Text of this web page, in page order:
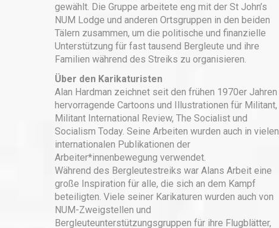
gewählt. Die Gruppe arbeitete eng mit der St John’s
NUM Lodge und anderen Ortsgruppen in den beiden
Tälern zusammen, um die politische und finanzielle
Unterstützung für fast tausend Bergleute und ihre
Familien während des Streiks zu organisieren.
Über den Karikaturisten
Alan Hardman zeichnet seit den frühen 1970er Jahren
hervorragende Cartoons und Illustrationen für Militant,
Militant International Review, The Socialist und
Socialism Today. Seine Arbeiten wurden auch in vielen
internationalen Publikationen der
Arbeiter*innenbewegung verwendet.
Während des Bergleutestreiks war Alans Arbeit eine
große Inspiration für alle, die sich an dem Kampf
beteiligten. Viele seiner Karikaturen wurden auch von
NUM-Zweigstellen und
Bergleuteunterstützungsgruppen für ihre Flugblätter,